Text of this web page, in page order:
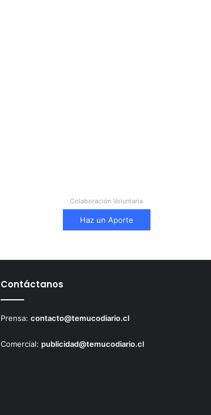
Colaboración Voluntaria
Haz un Aporte
Contáctanos
Prensa:contacto@temucodiario.cl
Comercial:publicidad@temucodiario.cl